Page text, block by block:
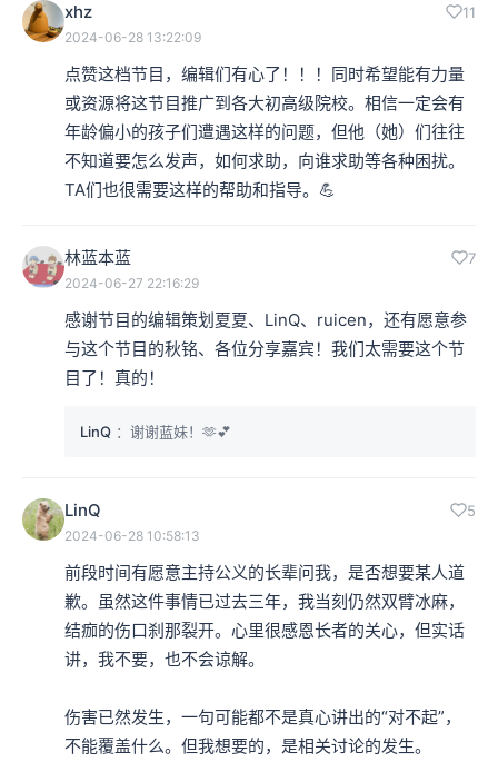
xhz 11
2024-06-28 13:22:09
点赞这档节目，编辑们有心了！！！同时希望能有力量
或资源将这节目推广到各大初高级院校。相信一定会有
年龄偏小的孩子们遭遇这样的问题，但他（她）们往往
不知道要怎么发声，如何求助，向谁求助等各种困扰。
TA们也很需要这样的帮助和指导。💪
林蓝本蓝 7
2024-06-27 22:16:29
感谢节目的编辑策划夏夏、LinQ、ruicen，还有愿意参
与这个节目的秋铭、各位分享嘉宾！我们太需要这个节
目了！真的！
LinQ ：谢谢蓝妹！🫶💕
LinQ 5
2024-06-28 10:58:13
前段时间有愿意主持公义的长辈问我，是否想要某人道
歉。虽然这件事情已过去三年，我当刻仍然双臂冰麻，
结痂的伤口刹那裂开。心里很感恩长者的关心，但实话
讲，我不要，也不会谅解。
伤害已然发生，一句可能都不是真心讲出的“对不起”，
不能覆盖什么。但我想要的，是相关讨论的发生。